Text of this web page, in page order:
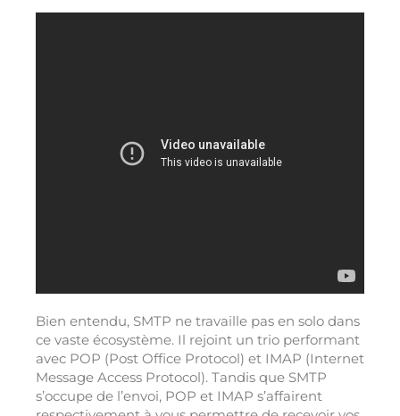
Bien entendu, SMTP ne travaille pas en solo dans
ce vaste écosystème. Il rejoint un trio performant
avec POP (Post Office Protocol) et IMAP (Internet
Message Access Protocol). Tandis que SMTP
s’occupe de l’envoi, POP et IMAP s’affairent